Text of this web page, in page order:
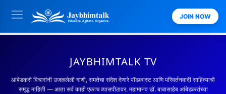
JAYBHIMTALK TV
आंबेडकरी विचारांनी उजळलेली गाणी, समतेचा संदेश देणारे पॉडकास्ट आणि परिवर्तनवादी साहित्याची
समृद्ध माहिती — आता सर्व काही एकाच व्यासपीठावर. महामानव डॉ. बाबासाहेब आंबेडकरांच्या
JOIN NOW